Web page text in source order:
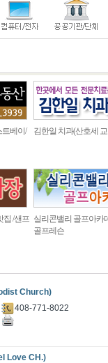
트베이/
김한일 치과(산호세
집 /샌프 실리콘밸리 골프아카
골프레슨
Church)
408-771-8022
Love CH.)